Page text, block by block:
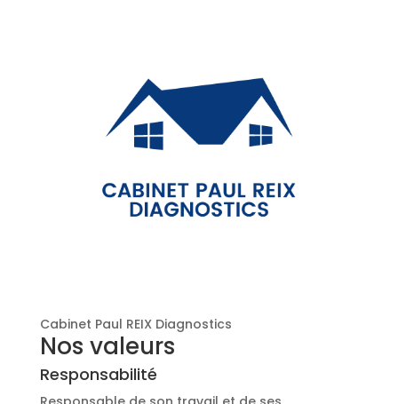
Cabinet Paul REIX Diagnostics
Nos valeurs
Responsabilité